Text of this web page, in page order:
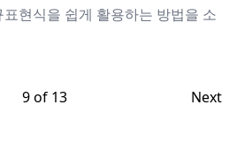
현식을 쉽게 활용하는 방법을 소
9of 13 Next